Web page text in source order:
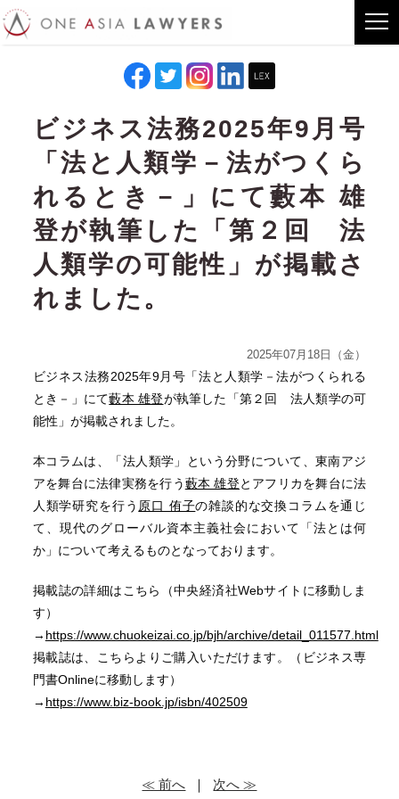
ビジネス法務2025年9月号
「法と人類学－法がつくら
れるとき－」にて藪本 雄
登が執筆した「第２回 法
人類学の可能性」が掲載さ
れました。
2025年07月18日（金）
ビジネス法務2025年9月号「法と人類学－法がつくられる
とき－」にて藪本 雄登が執筆した「第２回 法人類学の可
能性」が掲載されました。
本コラムは、「法人類学」という分野について、東南アジ
アを舞台に法律実務を行う藪本 雄登とアフリカを舞台に法
人類学研究を行う 原口 侑子の雑談的な交換コラムを通じ
て、現代のグローバル資本主義社会において「法とは何
か」について考えるものとなっております。
掲載誌の詳細はこちら（中央経済社Webサイトに移動しま
す）
→ https://www.chuokeizai.co.jp/bjh/archive/detail_011577.html
掲載誌は、こちらよりご購入いただけます。（ビジネス専
門書Onlineに移動します）
→ https://www.biz-book.jp/isbn/402509
≪ 前へ ｜ 次へ ≫